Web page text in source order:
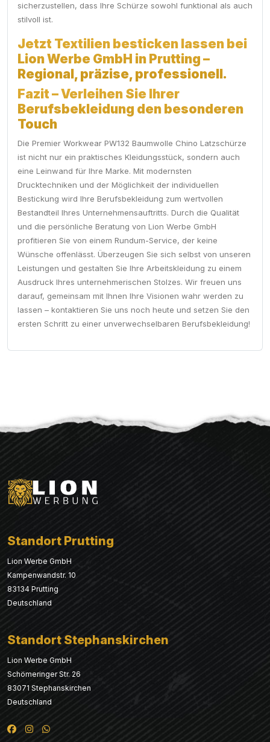
sicherzustellen, dass Ihre Schürze sowohl funktional als auch
stilvoll ist.
Jetzt Textilien besticken lassen bei
Lion Werbe GmbH in Prutting –
Regional, präzise, professionell.
Fazit – Verleihen Sie Ihrer
Berufsbekleidung den besonderen
Touch
Die Premier Workwear PW132 Baumwolle Chino Latzschürze
ist nicht nur ein praktisches Kleidungsstück, sondern auch
eine Leinwand für Ihre Marke. Mit modernsten
Drucktechniken und der Möglichkeit der individuellen
Bestickung wird Ihre Berufsbekleidung zum wertvollen
Bestandteil Ihres Unternehmensauftritts. Durch die Qualität
und die persönliche Beratung von Lion Werbe GmbH
profitieren Sie von einem Rundum-Service, der keine
Wünsche offenlässt. Überzeugen Sie sich selbst von unseren
Leistungen und gestalten Sie Ihre Arbeitskleidung zu einem
Ausdruck Ihres unternehmerischen Stolzes. Wir freuen uns
darauf, gemeinsam mit Ihnen Ihre Visionen wahr werden zu
lassen – kontaktieren Sie uns noch heute und setzen Sie den
ersten Schritt zu einer unverwechselbaren Berufsbekleidung!
Standort Prutting
Lion Werbe GmbH
Kampenwandstr. 10
83134 Prutting
Deutschland
Standort Stephanskirchen
Lion Werbe GmbH
Schömeringer Str. 26
83071 Stephanskirchen
Deutschland